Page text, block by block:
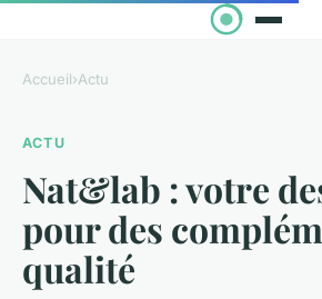
Accueil›Actu
ACTU
Nat&lab : votre
pour des
qualité